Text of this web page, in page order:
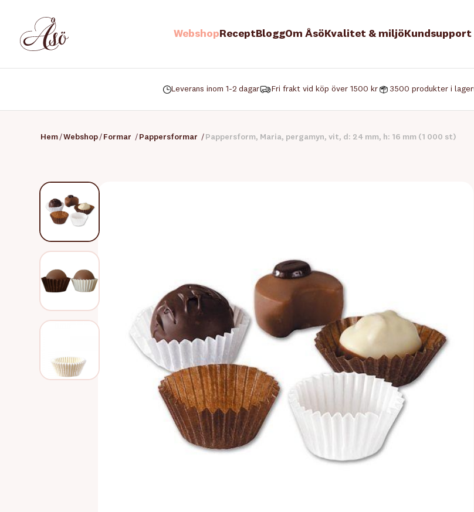
Webshop ReceptBloggOm Åsö Kvalitet & miljö Kundsupport
Leverans inom 1-2 dagar Fri frakt vid köp över 1500 kr 3500 produkter i lager
Hem /Webshop / Formar / Pappersformar / Pappersform, Maria, pergamyn, vit, d: 24 mm, h: 16 mm (1 000 st)